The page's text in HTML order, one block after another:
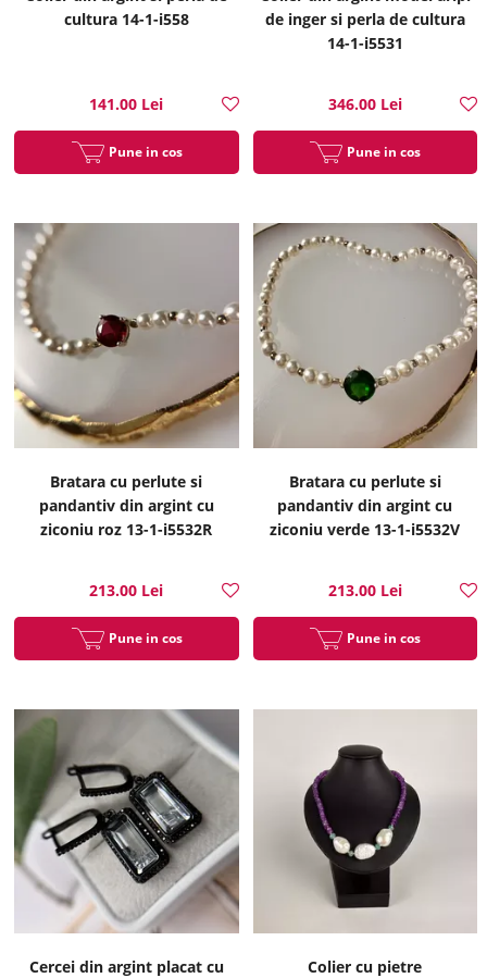
cultura 14-1-i558
141.00 Lei
Pune in cos
de inger si perla de cultura
14-1-i5531
346.00 Lei
Pune in cos
Bratara cu perlute si
pandantiv din argint cu
ziconiu roz 13-1-i5532R
213.00 Lei
Pune in cos
Bratara cu perlute si
pandantiv din argint cu
ziconiu verde 13-1-i5532V
213.00 Lei
Pune in cos
Cercei din argint placat cu
Colier cu pietre